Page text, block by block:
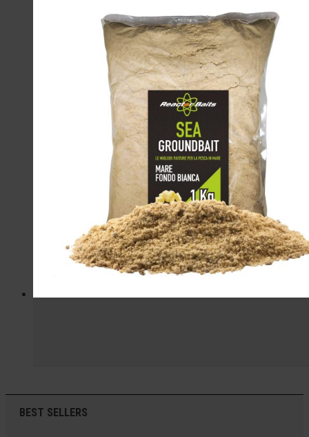
BEST SELLERS